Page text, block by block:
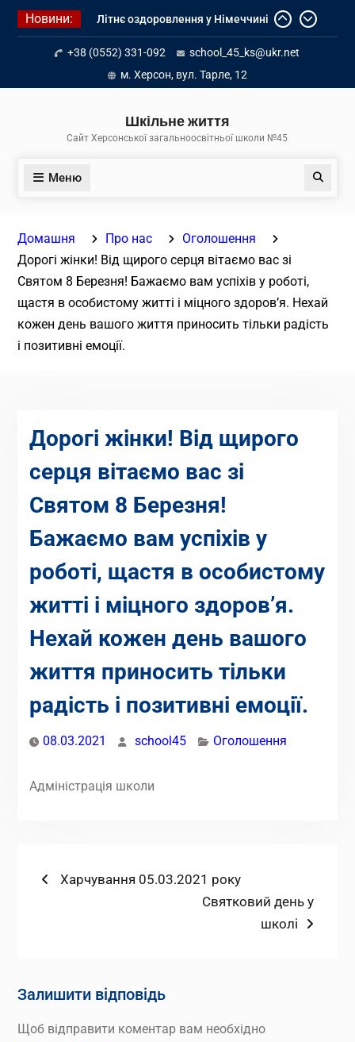
Перейти
Новини:
Літнє оздоровлення у Німеччині
Діалог з бізнесом
Інформація про вступ молоді з
тимчасово окупованих територій
до українських закладів освіти
+38 (0552) 331-092
school_45_ks@ukr.net
м. Херсон, вул. Тарле, 12
Шкільне життя
Сайт Херсонської загальноосвітньої школи №45
Меню Пошук
Домашня Про нас
Оголошення
Дорогі жінки! Від щирого серця вітаємо вас зі
Святом 8 Березня! Бажаємо вам успіхів у роботі,
щастя в особистому житті і міцного здоров’я. Нехай
кожен день вашого життя приносить тільки радість
і позитивні емоції.
Дорогі жінки! Від щирого
серця вітаємо вас зі
Святом 8 Березня!
Бажаємо вам успіхів у
роботі, щастя в особистому
житті і міцного здоров’я.
Нехай кожен день вашого
життя приносить тільки
радість і позитивні емоції.
08.03.2021 school45 Оголошення
Адміністрація школи
Навігація
Попередній
Харчування 05.03.2021 року
Наступний
Святковий день у
школі
Залишити відповідь
Щоб відправити коментар вам необхідно